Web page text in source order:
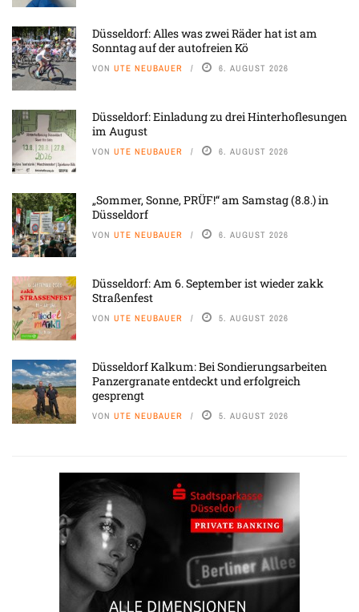
Düsseldorf: Alles was zwei Räder hat ist am
Sonntag auf der autofreien Kö
VON UTE NEUBAUER 6. AUGUST 2026
Düsseldorf: Einladung zu drei Hinterhoflesungen
im August
VON UTE NEUBAUER 6. AUGUST 2026
„Sommer, Sonne, PRÜF!“ am Samstag (8.8.) in
Düsseldorf
VON UTE NEUBAUER 6. AUGUST 2026
Düsseldorf: Am 6. September ist wieder zakk
Straßenfest
VON UTE NEUBAUER 5. AUGUST 2026
Düsseldorf Kalkum: Bei Sondierungsarbeiten
Panzergranate entdeckt und erfolgreich
gesprengt
VON UTE NEUBAUER 5. AUGUST 2026